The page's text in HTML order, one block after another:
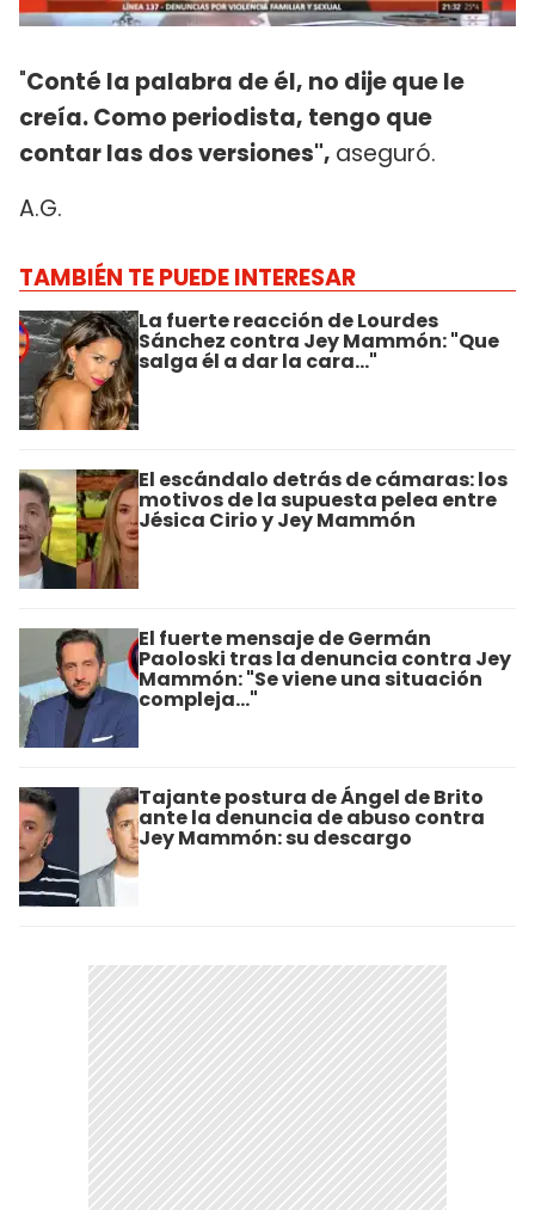
"Conté la palabra de él, no dije que le
creía. Como periodista, tengo que
contar las dos versiones", aseguró.
A.G.
TAMBIÉN TE PUEDE INTERESAR
La fuerte reacción de Lourdes
Sánchez contra Jey Mammón: "Que
salga él a dar la cara..."
El escándalo detrás de cámaras: los
motivos de la supuesta pelea entre
Jésica Cirio y Jey Mammón
El fuerte mensaje de Germán
Paoloski tras la denuncia contra Jey
Mammón: "Se viene una situación
compleja..."
Tajante postura de Ángel de Brito
ante la denuncia de abuso contra
Jey Mammón: su descargo